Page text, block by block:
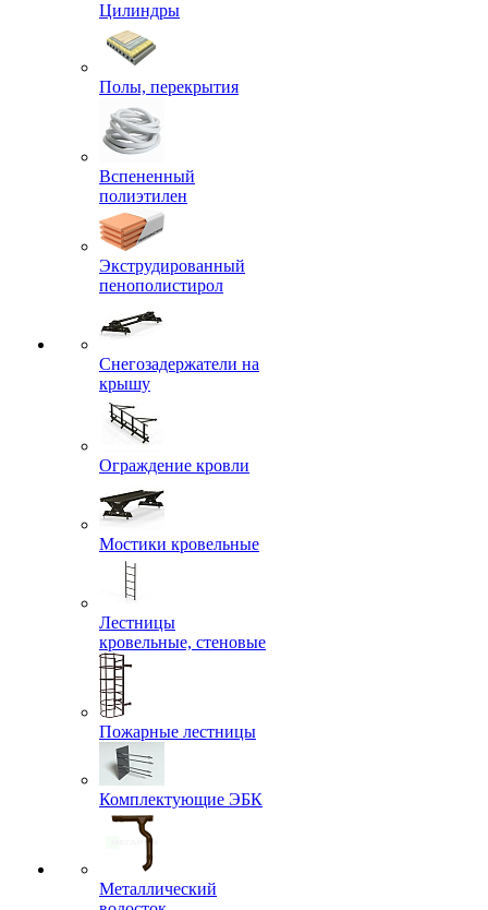
Цилиндры
Полы, перекрытия
Вспененный
полиэтилен
Экструдированный
пенополистирол
Снегозадержатели на
крышу
Ограждение кровли
Мостики кровельные
Лестницы
кровельные, стеновые
Пожарные лестницы
Комплектующие ЭБК
Металлический